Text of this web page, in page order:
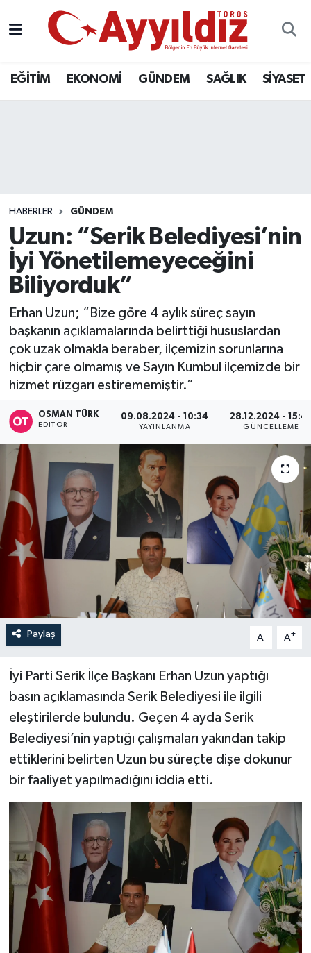
EĞİTİM EKONOMİ GÜNDEM SAĞLIK SİYASET
HABERLER GÜNDEM
Uzun: “Serik Belediyesi’nin
İyi Yönetilemeyeceğini
Biliyorduk”
Erhan Uzun; “Bize göre 4 aylık süreç sayın
başkanın açıklamalarında belirttiği hususlardan
çok uzak olmakla beraber, ilçemizin sorunlarına
hiçbir çare olmamış ve Sayın Kumbul ilçemizde bir
hizmet rüzgarı estirememiştir.”
OSMAN TÜRK
EDITÖR
09.08.2024 - 10:34
YAYINLANMA
28.12.2024 -
GÜNCELLEME
Paylaş A- A+
İyi Parti Serik İlçe Başkanı Erhan Uzun yaptığı
basın açıklamasında Serik Belediyesi ile ilgili
eleştirilerde bulundu. Geçen 4 ayda Serik
Belediyesi’nin yaptığı çalışmaları yakından takip
ettiklerini belirten Uzun bu süreçte dişe dokunur
bir faaliyet yapılmadığını iddia etti.